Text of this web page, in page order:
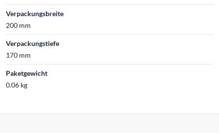
Verpackungsbreite
200 mm
Verpackungstiefe
170 mm
Paketgewicht
0.06 kg